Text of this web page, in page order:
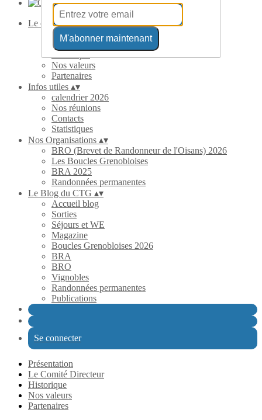
Le club▴▾
Présentation
Le Comité Directeur
Nos valeurs
Partenaires
Infos utiles ▴▾
calendrier 2026
Nos réunions
Contacts
Statistiques
Nos Organisations ▴▾
BRO (Brevet de Randonneur de l'Oisans) 2026
Les Boucles Grenobloises
BRA 2025
Randonnées permanentes
Le Blog du CTG ▴▾
Accueil blog
Sorties
Séjours et WE
Magazine
Boucles Grenobloises 2026
BRA
BRO
Vignobles
Randonnées permanentes
Publications
Se connecter
Présentation
Le Comité Directeur
Historique
Nos valeurs
Partenaires
M'abonner maintenant